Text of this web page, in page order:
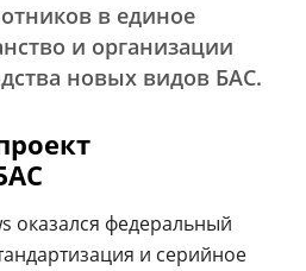
в единое
и организации
новых видов БАС.
оказался федеральный
и серийное